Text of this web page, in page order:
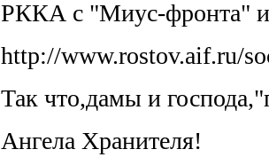
РККА с "Миус-фронта" и
http://www.rostov.aif.ru/
Так что,дамы и
Ангела Хранителя!